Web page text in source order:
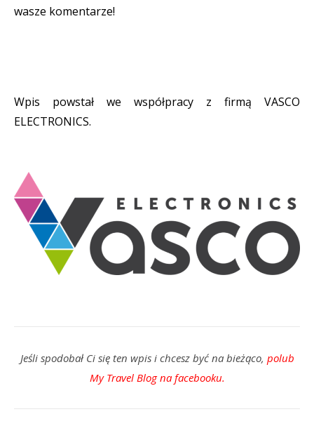
wasze komentarze!
Wpis powstał we współpracy z firmą VASCO
ELECTRONICS.
Jeśli spodobał Ci się ten wpis i chcesz być na bieżąco, polub
My Travel Blog na facebooku.